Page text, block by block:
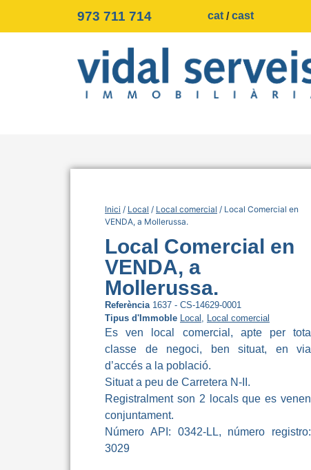
973 711 714 cat cast
Inici / Local / Local comercial / Local Comercial en
VENDA, a Mollerussa.
Local Comercial en
VENDA, a
Mollerussa.
Referència 1637 - CS-14629-0001
Tipus d'Immoble Local , Local comercial
Es ven local comercial, apte per tota
classe de negoci, ben situat, en via
d’accés a la població.
Situat a peu de Carretera N-II.
Registralment son 2 locals que es venen
conjuntament.
Número API: 0342-LL, número registro:
3029